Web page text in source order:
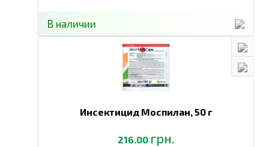
В наличии
Инсектицид Моспилан,50 г
216.00 грн.